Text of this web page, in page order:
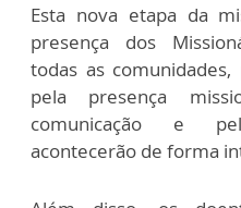
Esta nova etapa da
presença dos
todas as comunidades,
pela presença
comunicação e
acontecerão de forma